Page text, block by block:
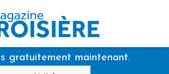
gratuitement maintenant.